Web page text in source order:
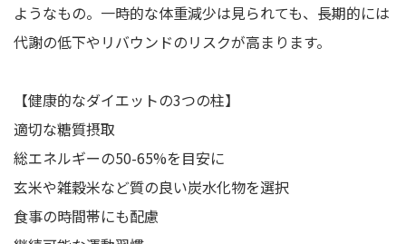
ようなもの。一時的な体重減少は見られても、長期的には
代謝の低下やリバウンドのリスクが高まります。
【健康的なダイエットの3つの柱】
適切な糖質摂取
総エネルギーの50-65%を目安に
玄米や雑穀米など質の良い炭水化物を選択
食事の時間帯にも配慮